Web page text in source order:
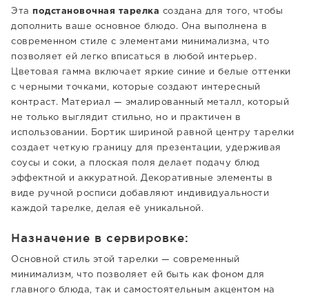
Эта подстановочная тарелка создана для того, чтобы
дополнить ваше основное блюдо. Она выполнена в
современном стиле с элементами минимализма, что
позволяет ей легко вписаться в любой интерьер.
Цветовая гамма включает яркие синие и белые оттенки
с черными точками, которые создают интересный
контраст. Материал — эмалированный металл, который
не только выглядит стильно, но и практичен в
использовании. Бортик шириной равной центру тарелки
создает четкую границу для презентации, удерживая
соусы и соки, а плоская поля делает подачу блюд
эффектной и аккуратной. Декоративные элементы в
виде ручной росписи добавляют индивидуальности
каждой тарелке, делая её уникальной.
Назначение в сервировке:
Основной стиль этой тарелки — современный
минимализм, что позволяет ей быть как фоном для
главного блюда, так и самостоятельным акцентом на